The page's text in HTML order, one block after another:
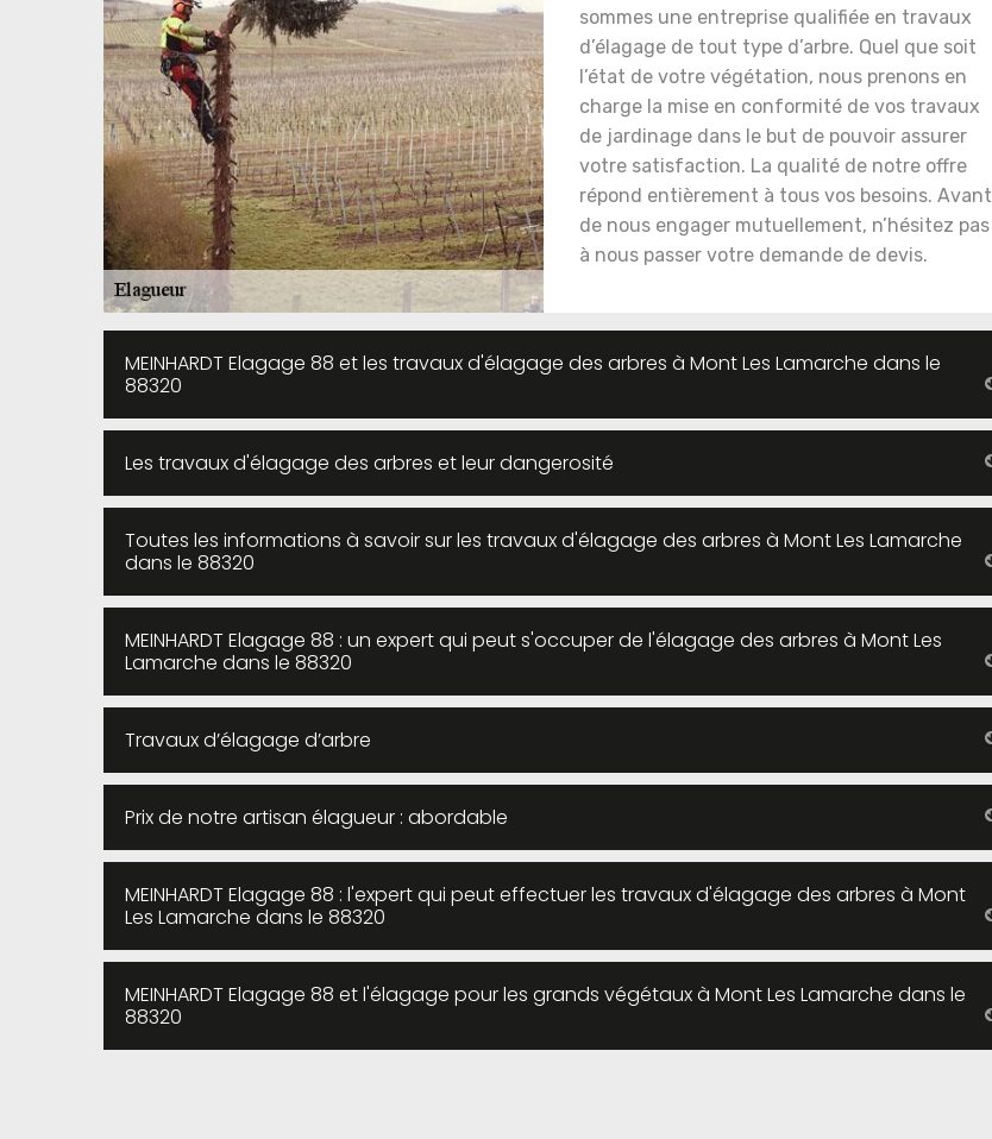
sommes une entreprise qualifiée en travaux
d’élagage de tout type d’arbre. Quel que soit
l’état de votre végétation, nous prenons en
charge la mise en conformité de vos travaux
de jardinage dans le but de pouvoir assurer
votre satisfaction. La qualité de notre offre
répond entièrement à tous vos besoins. Avant
de nous engager mutuellement, n’hésitez pas
à nous passer votre demande de devis.
MEINHARDT Elagage 88 et les travaux d'élagage des arbres à Mont Les Lamarche dans le
88320
Les travaux d'élagage des arbres et leur dangerosité
Toutes les informations à savoir sur les travaux d'élagage des arbres à Mont Les Lamarche
dans le 88320
MEINHARDT Elagage 88 : un expert qui peut s'occuper de l'élagage des arbres à Mont Les
Lamarche dans le 88320
Travaux d’élagage d’arbre
Prix de notre artisan élagueur : abordable
MEINHARDT Elagage 88 : l'expert qui peut effectuer les travaux d'élagage des arbres à Mont
Les Lamarche dans le 88320
MEINHARDT Elagage 88 et l'élagage pour les grands végétaux à Mont Les Lamarche dans le
88320